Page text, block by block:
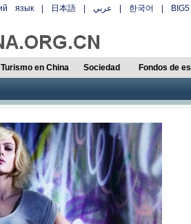
язык| 日本語| عربي 한국어 BIG5
Turismo en China Sociedad Fondos de